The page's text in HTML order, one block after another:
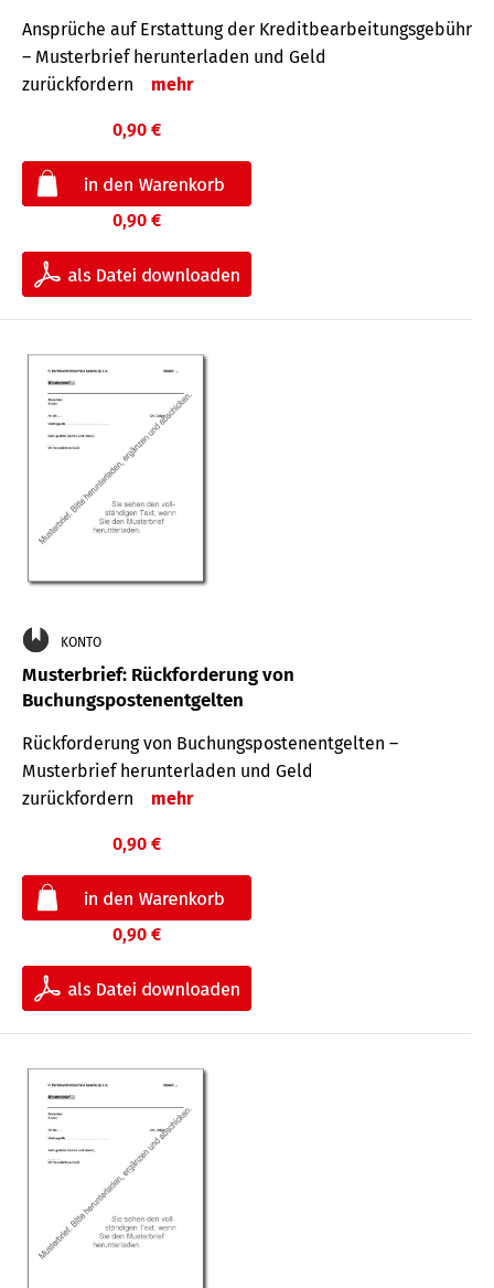
Ansprüche auf Erstattung der Kreditbearbeitungsgebühr
– Musterbrief herunterladen und Geld
zurückfordern
mehr
0,90 €
0,90 €
KONTO
Musterbrief: Rückforderung von
Buchungspostenentgelten
Rückforderung von Buchungspostenentgelten –
Musterbrief herunterladen und Geld
zurückfordern
mehr
0,90 €
0,90 €